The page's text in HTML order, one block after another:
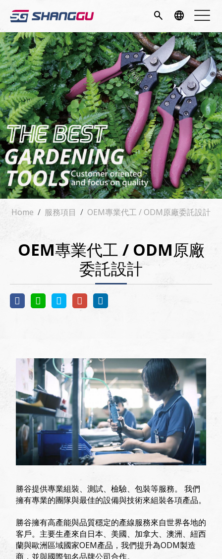
search language
介
目
區
息
區
們
Home 服務項目 OEM專業代工 / ODM原廠委託設計
OEM專業代工 / ODM原廠
委託設計
勝谷提供專業組裝、測試、檢驗、包裝等服務。 我們
擁有專業的團隊與最佳的設備與技術來組裝各項產品。
勝谷擁有高產能與品質穩定的產線服務來自世界各地的
客戶。主要生產來自日本、美國、加拿大、澳洲、紐西
蘭與歐洲區域國家OEM產品，我們提升為ODM製造
商，並與國際知名品牌公司合作。